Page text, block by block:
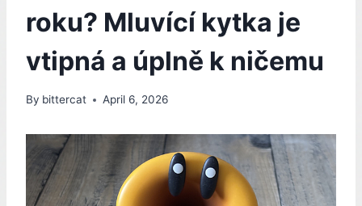
roku? Mluvící kytka je
vtipná a úplně k ničemu
By bittercat April 6, 2026